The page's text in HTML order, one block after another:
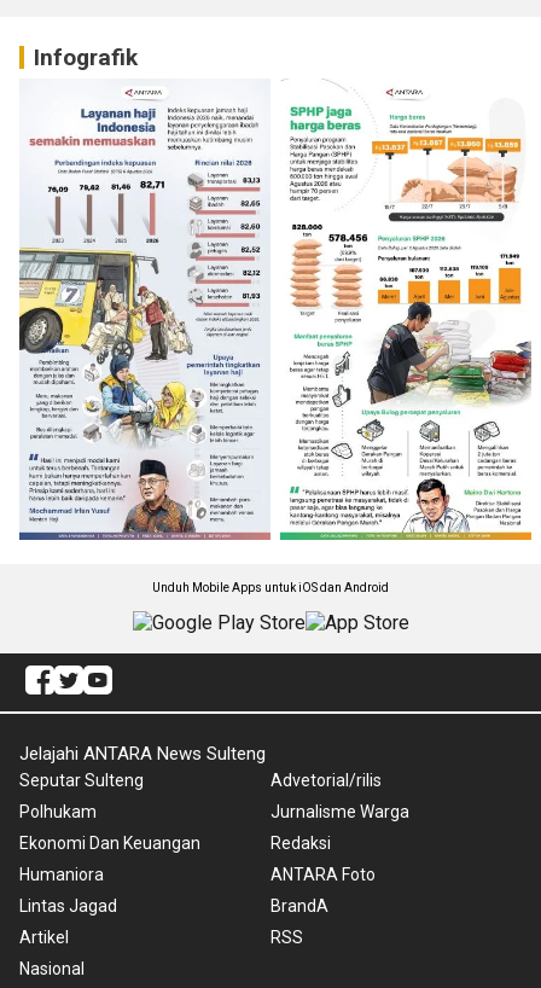
Infografik
Unduh Mobile Apps untuk iOS dan Android
Jelajahi ANTARA News Sulteng
Seputar Sulteng
Polhukam
Ekonomi Dan Keuangan
Humaniora
Lintas Jagad
Artikel
Nasional
Advetorial/rilis
Jurnalisme Warga
Redaksi
ANTARA Foto
BrandA
RSS